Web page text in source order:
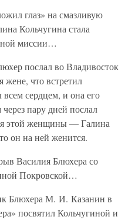
глаз» на смазливую
Кольчугина стала
миссии…
послал во Владивосток
жене, что встретил
сердцем, и она его
пару дней послал
этой женщины — Галина
он на ней женится.
Василия Блюхера со
Покровской…
Блюхера М. И. Казанин в
посвятил Кольчугиной и